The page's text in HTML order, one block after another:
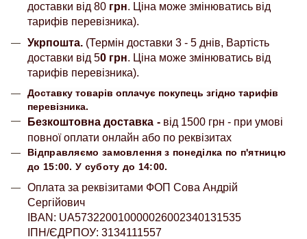
доставки від 80 грн. Ціна може змінюватись від
тарифів перевізника).
Укрпошта. (Термін доставки 3 - 5 днів, Вартість
доставки від 50 грн. Ціна може змінюватись від
тарифів перевізника).
Доставку товарів оплачує покупець згідно тарифів
перевізника.
Безкоштовна доставка - від 1500 грн - при умові
повної оплати онлайн або по реквізитах
Відправляємо замовлення з понеділка по п'ятницю
до 15:00. У суботу до 14:00.
Оплата за реквізитами ФОП Сова Андрій
Сергійович
IBAN: UA573220010000026002340131535
ІПН/ЄДРПОУ: 3134111557